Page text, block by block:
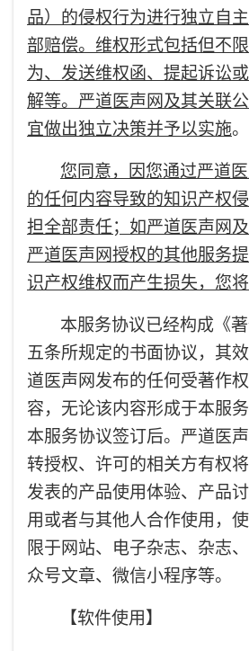
品）的侵权行为进行独立自
部赔偿。维权形式包括但不
为、发送维权函、提起诉讼
解等。严道医声网及其关联
宜做出独立决策并予以实施。
您同意，因您通过严道
的任何内容导致的知识产权
担全部责任；如严道医声网
严道医声网授权的其他服务
识产权维权而产生损失，您
本服务协议已经构成《
五条所规定的书面协议，其
道医声网发布的任何受著作
容，无论该内容形成于本服
本服务协议签订后。严道医
转授权、许可的相关方有权
发表的产品使用体验、产品
用或者与其他人合作使用，
限于网站、电子杂志、杂志
众号文章、微信小程序等。
【软件使用】